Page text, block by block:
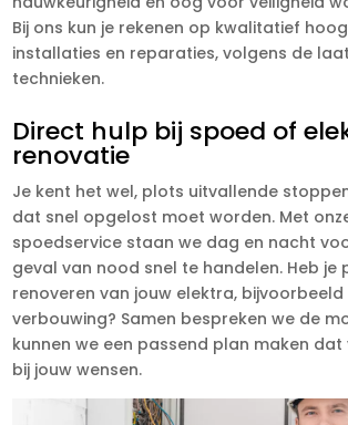
Bij ons kun je rekenen op kwalitatief
installaties en reparaties, volgens de
technieken.
Direct hulp bij spoed of
renovatie
Je kent het wel, plots uitvallende
dat snel opgelost moet worden. Met
spoedservice staan we dag en nacht
geval van nood snel te handelen. Heb je
renoveren van jouw elektra, bijvoorbeeld
verbouwing? Samen bespreken we de
kunnen we een passend plan maken
bij jouw wensen.